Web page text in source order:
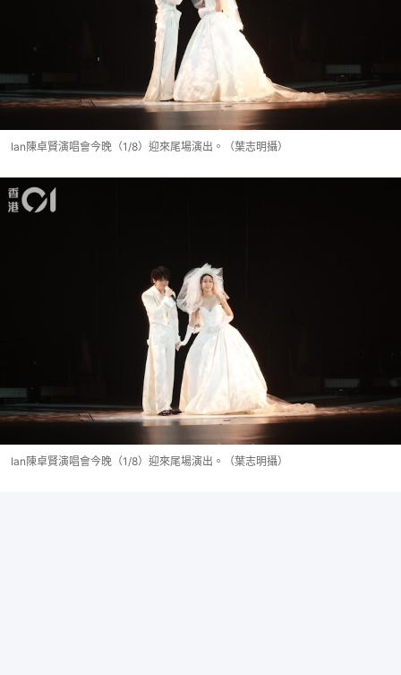
Ian陳卓賢演唱會今晚（1/8）迎來尾場演出。（葉志明攝）
Ian陳卓賢演唱會今晚（1/8）迎來尾場演出。（葉志明攝）